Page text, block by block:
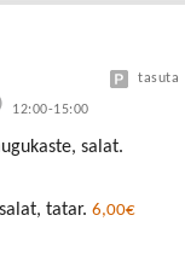
12:00-15:00
tasuta
salat.
tatar. 6,00€